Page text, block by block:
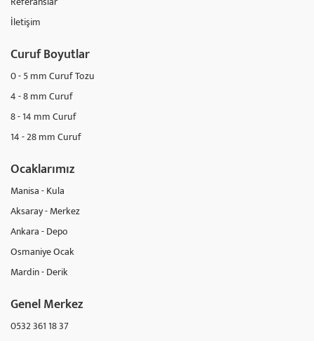
İletişim
Curuf Boyutlar
0 - 5 mm Curuf Tozu
4 - 8 mm Curuf
8 - 14 mm Curuf
14 - 28 mm Curuf
Ocaklarımız
Manisa - Kula
Aksaray - Merkez
Ankara - Depo
Osmaniye Ocak
Mardin - Derik
Genel Merkez
0532 361 18 37